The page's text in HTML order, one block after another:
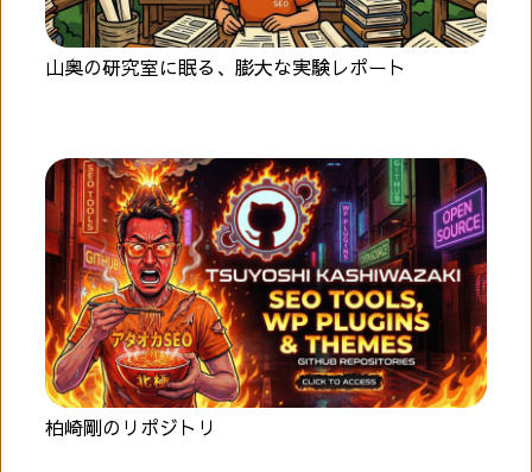
山奥の研究室に眠る、膨大な実験レポート
柏崎剛のリポジトリ